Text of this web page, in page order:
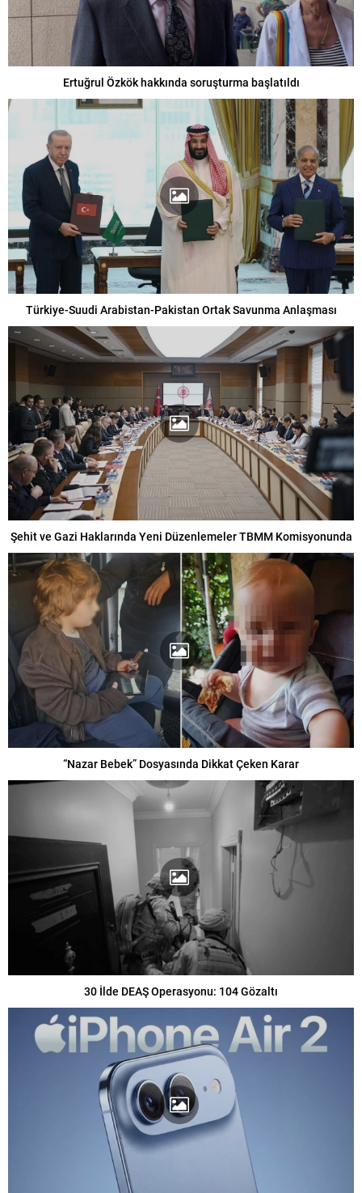
Ertuğrul Özkök hakkında soruşturma başlatıldı
Türkiye-Suudi Arabistan-Pakistan Ortak Savunma Anlaşması
Şehit ve Gazi Haklarında Yeni Düzenlemeler TBMM Komisyonunda
“Nazar Bebek” Dosyasında Dikkat Çeken Karar
30 İlde DEAŞ Operasyonu: 104 Gözaltı